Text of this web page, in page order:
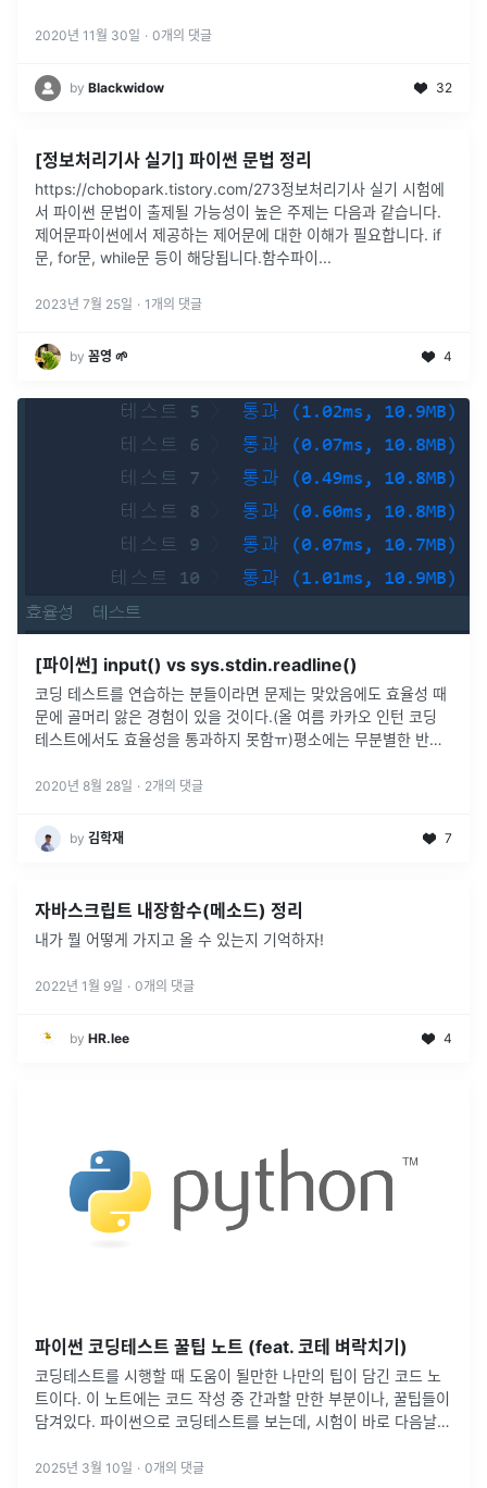
2020년 11월 30일 · 0개의 댓글
by Blackwidow 32
[정보처리기사 실기] 파이썬 문법 정리
https://chobopark.tistory.com/273정보처리기사 실기 시험에
서 파이썬 문법이 출제될 가능성이 높은 주제는 다음과 같습니다.
제어문파이썬에서 제공하는 제어문에 대한 이해가 필요합니다. if
문, for문, while문 등이 해당됩니다.함수파이...
2023년 7월 25일 · 1 개의 댓글
by 꼼영 🌱 4
[파이썬] input() vs sys.stdin.readline()
코딩 테스트를 연습하는 분들이라면 문제는 맞았음에도 효율성 때
문에 골머리 앓은 경험이 있을 것이다.(올 여름 카카오 인턴 코딩
테스트에서도 효율성을 통과하지 못함ㅠ)평소에는 무분별한 반복
번에는 아무...
2020년 8월 28일 · 2개의 댓글
by 김학재 7
자바스크립트 내장함수(메소드) 정리
내가 뭘 어떻게 가지고 올 수 있는지 기억하자!
2022년 1월 9일 · 0개의 댓글
by HR.lee 4
파이썬 코딩테스트 꿀팁 노트 (feat. 코테 벼락치기)
코딩테스트를 시행할 때 도움이 될만한 나만의 팁이 담긴 코드 노
트이다. 이 노트에는 코드 작성 중 간과할 만한 부분이나, 꿀팁들이
담겨있다. 파이썬으로 코딩테스트를 보는데, 시험이 바로 다음날인
2025년 3월 10일 · 0개의 댓글